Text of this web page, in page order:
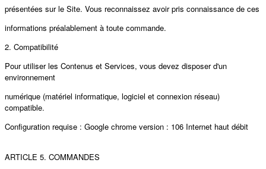
présentées sur le Site. Vous reconnaissez avoir pris connaissance de ces
informations préalablement à toute commande.
2. Compatibilité
Pour utiliser les Contenus et Services, vous devez disposer d'un
environnement
numérique (matériel informatique, logiciel et connexion réseau)
compatible.
Configuration requise : Google chrome version : 106 Internet haut débit
ARTICLE 5. COMMANDES